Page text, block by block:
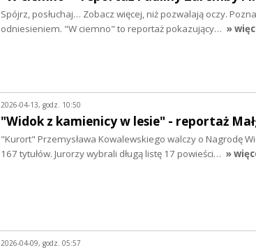
Spójrz, posłuchaj… Zobacz więcej, niż pozwalają oczy.
odniesieniem. "W ciemno" to reportaż pokazujący… »
2026-04-13, godz. 10:50
"Widok z kamienicy w lesie" - reportaż
"Kurort" Przemysława Kowalewskiego walczy o Nagrodę
167 tytułów. Jurorzy wybrali długą listę 17 powieści… »
2026-04-09, godz. 05:57